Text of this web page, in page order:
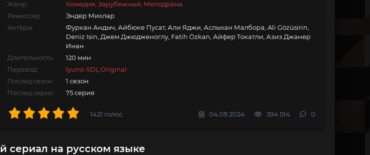
Жанр:
Комедия, Зарубежный, Мелодрама
Режиссер:
Эндер Михлар
Актёры:
Фуркан Андыч, Айбюке Пусат, Али Яджи, Аслыхан Малбора, Ali Gözüsirin,
Deniz Isin, Джем Джюдженоглу, Fatih Özkan, Айфер Токатли, Азиз Джанер
Инан
Длительность:
120 мин
Перевод:
Iyuno-SDI Original
Послед.сезон:
1 сезон
Послед.серия:
75 серия
1421 голос 04.09.2024 394 514 0
сериал на русском языке